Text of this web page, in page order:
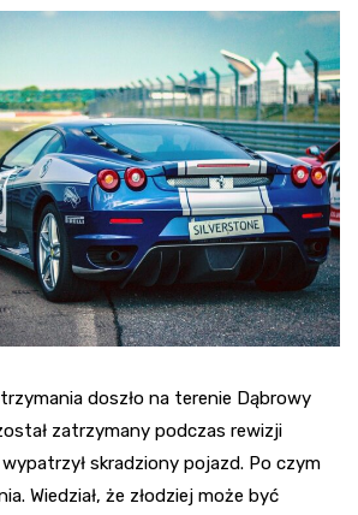
doszło na terenie Dąbrowy
zatrzymany podczas rewizji
skradziony pojazd. Po czym
Wiedział, że złodziej może być